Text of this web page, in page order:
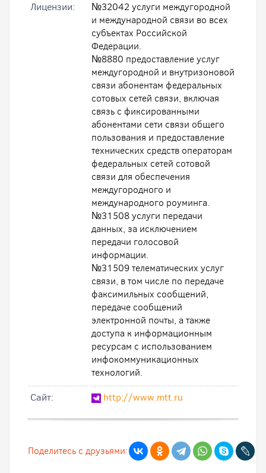
Лицензии:
№32042 услуги междугородной
и международной связи во всех
субъектах Российской
Федерации.
№8880 предоставление услуг
междугородной и внутризоновой
связи абонентам федеральных
сотовых сетей связи, включая
связь с фиксированными
абонентами сети связи общего
пользования и предоставление
технических средств операторам
федеральных сетей сотовой
связи для обеспечения
междугородного и
международного роуминга.
№31508 услуги передачи
данных, за исключением
передачи голосовой
информации.
№31509 телематических услуг
связи, в том числе по передаче
факсимильных сообщений,
передаче сообщений
электронной почты, а также
доступа к информационным
ресурсам с использованием
инфокоммуникационных
технологий.
Cайт:
http://www.mtt.ru
Поделитесь с друзьями: